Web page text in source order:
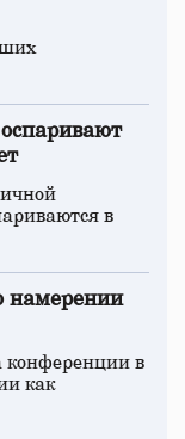
в
намерении
конференции в
как